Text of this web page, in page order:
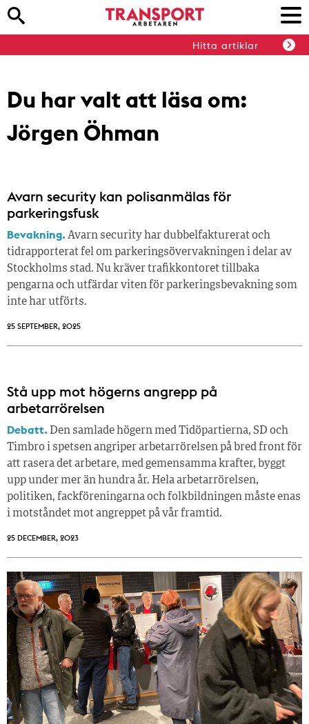
Hitta artiklar
Du har valt att läsa om:
Jörgen Öhman
Avarn security kan polisanmälas för
parkeringsfusk
Bevakning.Avarn security har dubbelfakturerat och
tidrapporterat fel om parkeringsövervakningen i delar av
Stockholms stad. Nu kräver trafikkontoret tillbaka
pengarna och utfärdar viten för parkeringsbevakning som
inte har utförts.
25 SEPTEMBER, 2025
Stå upp mot högerns angrepp på
arbetarrörelsen
Debatt. Den samlade högern med Tidöpartierna, SD och
Timbro i spetsen angriper arbetarrörelsen på bred front för
att rasera det arbetare, med gemensamma krafter, byggt
upp under mer än hundra år. Hela arbetarrörelsen,
politiken, fackföreningarna och folkbildningen måste enas
i motståndet mot angreppet på vår framtid.
25 DECEMBER, 2023